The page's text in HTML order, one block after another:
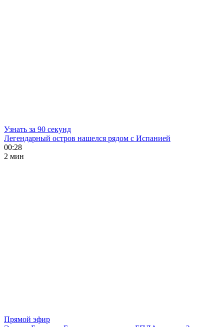
Узнать за 90 секунд
Легендарный остров нашелся рядом с Испанией
00:28
2 мин
Прямой эфир